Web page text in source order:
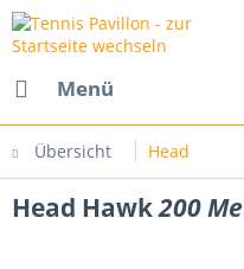
Menü
Übersicht Head
Head Hawk200